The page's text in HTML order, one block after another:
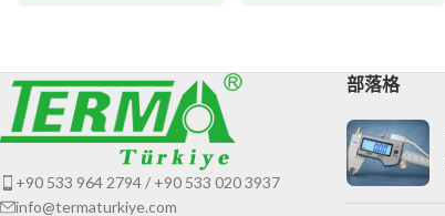
+90 533 964 2794 / +90 533 020 3937
info@termaturkiye.com
部落格